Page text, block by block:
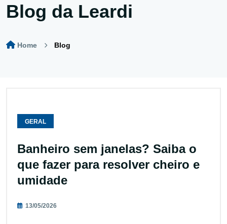
Blog da Leardi
Home Blog
GERAL
Banheiro sem janelas? Saiba o
que fazer para resolver cheiro e
umidade
13/05/2026